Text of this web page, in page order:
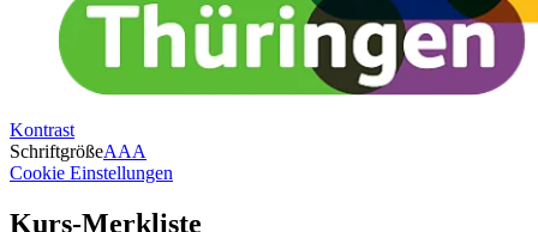
Kontrast
SchriftgrößeAAA
Cookie Einstellungen
Kurs-Merkliste